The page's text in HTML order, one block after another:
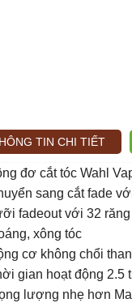
TIN CHI TIẾT
đơ cắt tóc Wahl
sang cắt fade
fadeout với 32
xông tóc
cơ không chổi
gian hoạt động 2.5
lượng nhẹ hơn